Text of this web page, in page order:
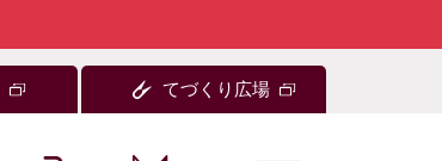
てづくり広場